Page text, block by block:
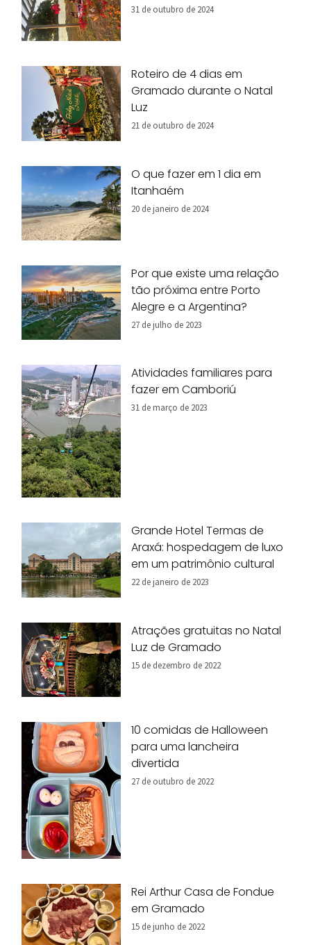
31 de outubro de 2024
Roteiro de 4 dias em
Gramado durante o Natal
Luz
21 de outubro de 2024
O que fazer em 1 dia em
Itanhaém
20 de janeiro de 2024
Por que existe uma relação
tão próxima entre Porto
Alegre e a Argentina?
27 de julho de 2023
Atividades familiares para
fazer em Camboriú
31 de março de 2023
Grande Hotel Termas de
Araxá: hospedagem de luxo
em um patrimônio cultural
22 de janeiro de 2023
Atrações gratuitas no Natal
Luz de Gramado
15 de dezembro de 2022
10 comidas de Halloween
para uma lancheira
divertida
27 de outubro de 2022
Rei Arthur Casa de Fondue
em Gramado
15 de junho de 2022